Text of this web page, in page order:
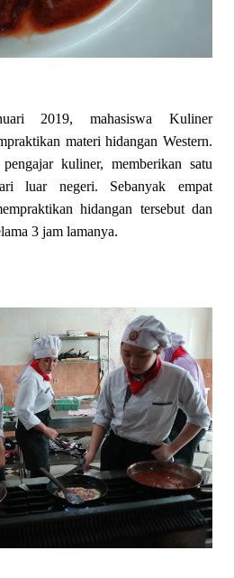
2019, mahasiswa Kuliner
materi hidangan Western.
kuliner, memberikan satu
luar negeri. Sebanyak empat
hidangan tersebut dan
3 jam lamanya.